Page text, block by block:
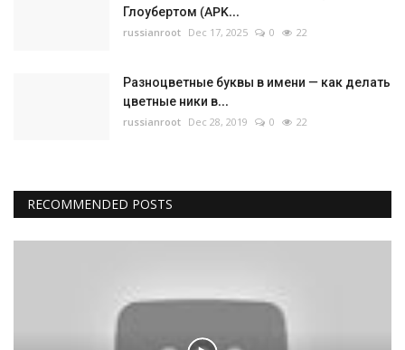
Глоубертом (APK...
russianroot Dec 17, 2025 0 22
Разноцветные буквы в имени — как делать
цветные ники в...
russianroot Dec 28, 2019 0 22
RECOMMENDED POSTS